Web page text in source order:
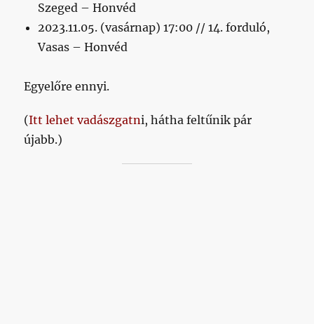
Szeged – Honvéd
2023.11.05. (vasárnap) 17:00 // 14. forduló,
Vasas – Honvéd
Egyelőre ennyi.
(Itt lehet vadászgatni, hátha feltűnik pár
újabb.)